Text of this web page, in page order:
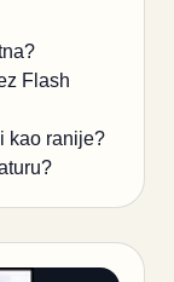
Flash
kao ranije?